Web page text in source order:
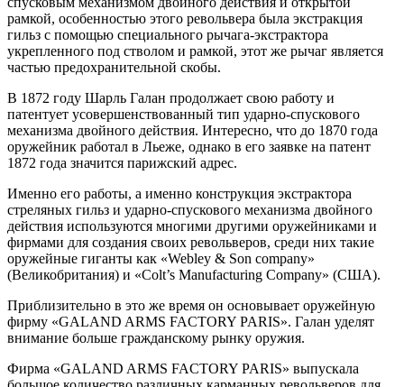
рамкой, особенностью этого револьвера была экстракция
гильз с помощью специального рычага-экстрактора
укрепленного под стволом и рамкой, этот же рычаг является
частью предохранительной скобы.
В 1872 году Шарль Галан продолжает свою работу и
патентует усовершенствованный тип ударно-спускового
механизма двойного действия. Интересно, что до 1870 года
оружейник работал в Льеже, однако в его заявке на патент
1872 года значится парижский адрес.
Именно его работы, а именно конструкция экстрактора
стреляных гильз и ударно-спускового механизма двойного
действия используются многими другими оружейниками и
фирмами для создания своих револьверов, среди них такие
оружейные гиганты как «Webley & Son company»
(Великобритания) и «Colt’s Manufacturing Company» (США).
Приблизительно в это же время он основывает оружейную
фирму «GALAND ARMS FACTORY PARIS». Галан уделят
внимание больше гражданскому рынку оружия.
Фирма «GALAND ARMS FACTORY PARIS» выпускала